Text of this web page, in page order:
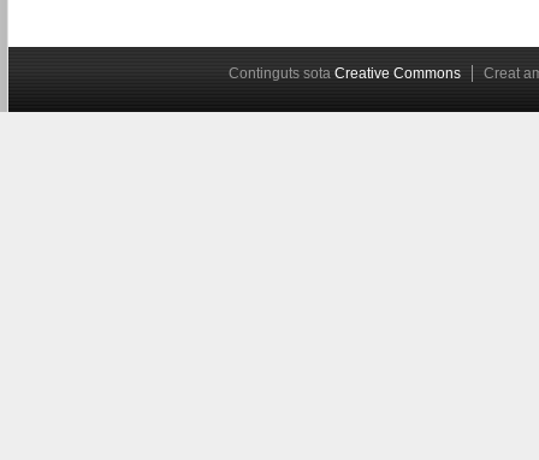
Continguts sota Creative Commons Creat